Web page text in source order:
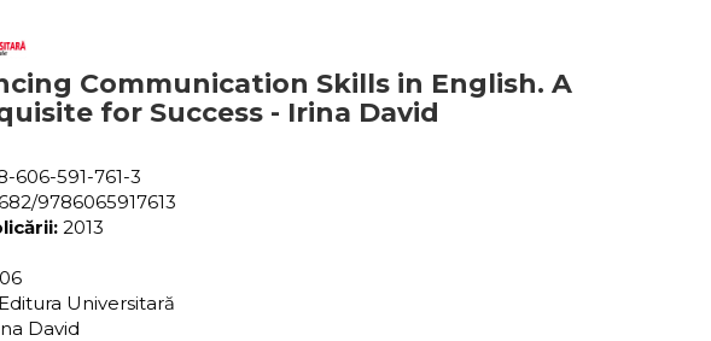
Communication Skills in English. A
for Success - Irina David
606-591-761-3
9786065917613
2013
Editura Universitară
David